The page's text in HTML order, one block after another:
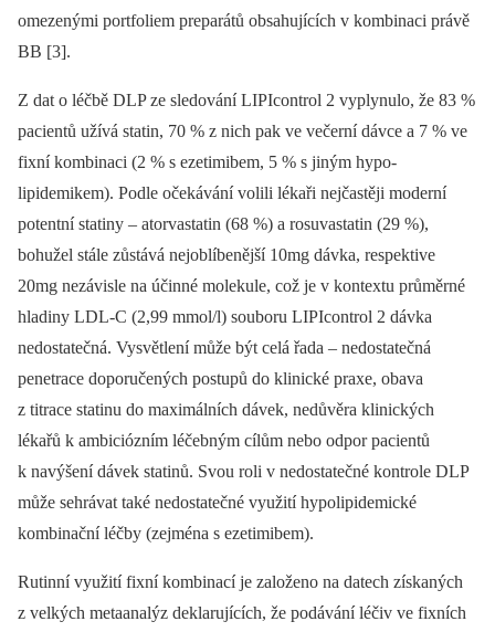
omezenými portfoliem preparátů obsahujících v kombinaci právě
BB [3].
Z dat o léčbě DLP ze sledování LIPIcontrol 2 vyplynulo, že 83 %
pacientů užívá statin, 70 % z nich pak ve večerní dávce a 7 % ve
fixní kombinaci (2 % s ezetimibem, 5 % s jiným hypo­
lipidemikem). Podle očekávání volili lékaři nejčastěji moderní
potentní statiny –⁠ atorvastatin (68 %) a rosuvastatin (29 %),
bohužel stále zůstává nejoblíbenější 10mg dávka, respektive
20mg nezávisle na účinné molekule, což je v kontextu průměrné
hladiny LDL-C (2,99 mmol/l) souboru LIPIcontrol 2 dávka
nedostatečná. Vysvětlení může být celá řada –⁠ nedostatečná
penetrace doporučených postupů do klinické praxe, obava
z titrace statinu do maximálních dávek, nedůvěra klinických
lékařů k ambiciózním léčebným cílům nebo odpor pacientů
k navýšení dávek statinů. Svou roli v nedostatečné kontrole DLP
může sehrávat také nedostatečné využití hypolipidemické
kombinační léčby (zejména s ezetimibem).
Rutinní využití fixní kombinací je založeno na datech získaných
z velkých metaanalýz deklarujících, že podávání léčiv ve fixních